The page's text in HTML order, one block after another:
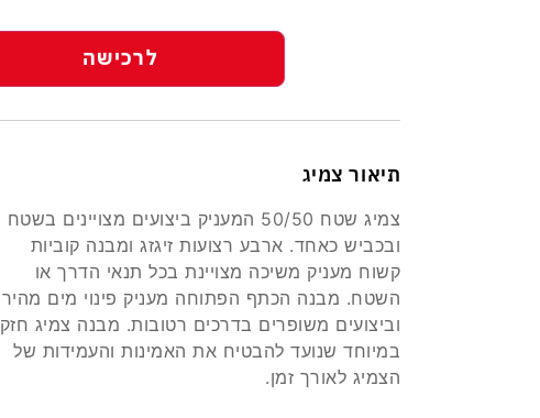
לרכישה
תיאור צמיג
צמיג שטח 50/50 המעניק ביצועים מצויינים בשטח
ובכביש כאחד. ארבע רצועות זיגזג ומבנה קוביות
קשוח מעניק משיכה מצויינת בכל תנאי הדרך או
השטח. מבנה הכתף הפתוחה מעניק פינוי מים מהיר
וביצועים משופרים בדרכים רטובות. מבנה צמיג חזק
במיוחד שנועד להבטיח את האמינות והעמידות של
הצמיג לאורך זמן.